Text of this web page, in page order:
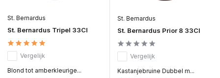
St. Bernardus
St. Bernardus Tripel 33Cl
Vergelijk
Blond tot amberkleurige...
St. Bernardus
St. Bernardus Prior 8 33Cl
Vergelijk
Kastanjebruine Dubbel m...